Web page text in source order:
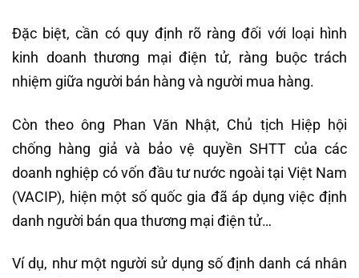
Đặc biệt, cần có quy định rõ ràng đối với loại hình
kinh doanh thương mại điện tử, ràng buộc trách
nhiệm giữa người bán hàng và người mua hàng.
Còn theo ông Phan Văn Nhật, Chủ tịch Hiệp hội
chống hàng giả và bảo vệ quyền SHTT của các
doanh nghiệp có vốn đầu tư nước ngoài tại Việt Nam
(VACIP), hiện một số quốc gia đã áp dụng việc định
danh người bán qua thương mại điện tử…
Ví dụ, như một người sử dụng số định danh cá nhân